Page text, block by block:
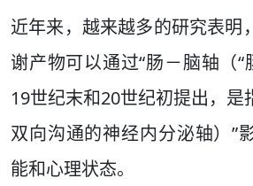
近年来，越来越多的研究表明
谢产物可以通过“肠－脑轴（“
19世纪末和20世纪初提出，是
双向沟通的神经内分泌轴）”
能和心理状态。